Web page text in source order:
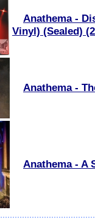
Anathema -
Vinyl) (Sealed)
Anathema -
Anathema - A